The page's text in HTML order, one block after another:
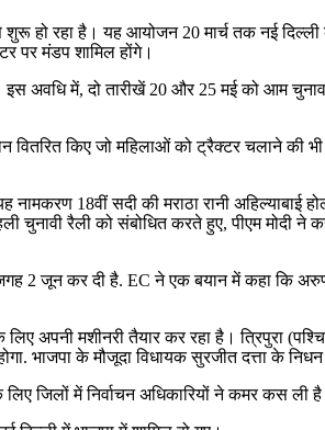
हो रहा है। यह आयोजन 20 मार्च तक नई
पर मंडप शामिल होंगे।
अवधि में, दो तारीखें 20 और 25 मई को आम
किए जो महिलाओं को ट्रैक्टर चलाने की
18वीं सदी की मराठा रानी अहिल्याबाई
रैली को संबोधित करते हुए, पीएम मोदी ने
2 जून कर दी है. EC ने एक बयान में कहा कि
अपनी मशीनरी तैयार कर रहा है। त्रिपुरा
भाजपा के मौजूदा विधायक सुरजीत दत्ता के
जिलों में निर्वाचन अधिकारियों ने कमर कस ली